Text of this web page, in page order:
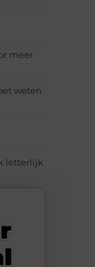
meer
weten
letterlijk